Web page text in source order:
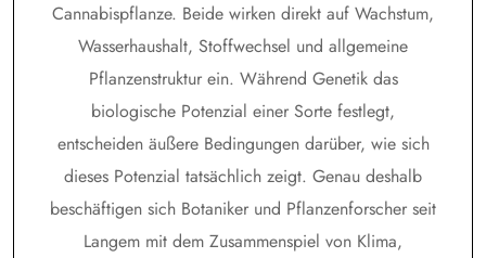
Cannabispflanze. Beide wirken direkt auf Wachstum,
Wasserhaushalt, Stoffwechsel und allgemeine
Pflanzenstruktur ein. Während Genetik das
biologische Potenzial einer Sorte festlegt,
entscheiden äußere Bedingungen darüber, wie sich
dieses Potenzial tatsächlich zeigt. Genau deshalb
beschäftigen sich Botaniker und Pflanzenforscher seit
Langem mit dem Zusammenspiel von Klima,